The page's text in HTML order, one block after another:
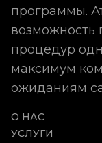
программы.
возможность
процедур
максимум
ожиданиям
О НАС
УСЛУГИ